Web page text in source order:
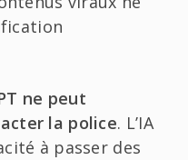
ne peut
la police. L’IA
à passer des